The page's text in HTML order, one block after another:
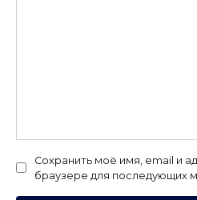
Сохранить моё имя, email и
браузере для последующих